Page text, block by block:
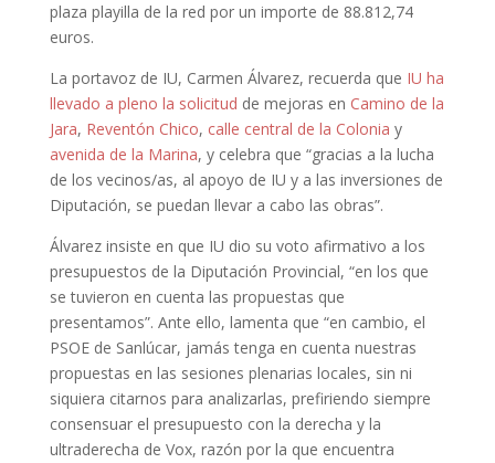
plaza playilla de la red por un importe de 88.812,74
euros.
La portavoz de IU, Carmen Álvarez, recuerda que IU ha
llevado a pleno la solicitud de mejoras en Camino de la
Jara, Reventón Chico, calle central de la Colonia y
avenida de la Marina, y celebra que “gracias a la lucha
de los vecinos/as, al apoyo de IU y a las inversiones de
Diputación, se puedan llevar a cabo las obras”.
Álvarez insiste en que IU dio su voto afirmativo a los
presupuestos de la Diputación Provincial, “en los que
se tuvieron en cuenta las propuestas que
presentamos”. Ante ello, lamenta que “en cambio, el
PSOE de Sanlúcar, jamás tenga en cuenta nuestras
propuestas en las sesiones plenarias locales, sin ni
siquiera citarnos para analizarlas, prefiriendo siempre
consensuar el presupuesto con la derecha y la
ultraderecha de Vox, razón por la que encuentra